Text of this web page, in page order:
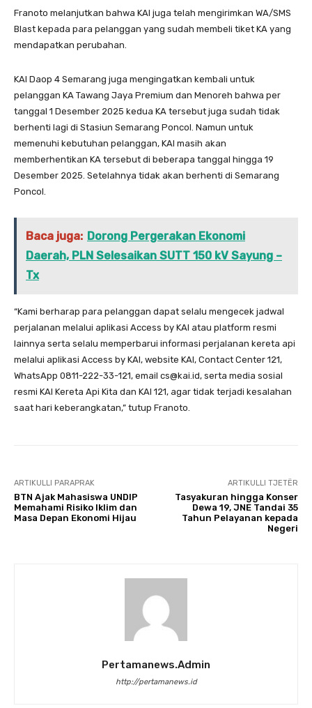
Franoto melanjutkan bahwa KAI juga telah mengirimkan WA/SMS
Blast kepada para pelanggan yang sudah membeli tiket KA yang
mendapatkan perubahan.
KAI Daop 4 Semarang juga mengingatkan kembali untuk
pelanggan KA Tawang Jaya Premium dan Menoreh bahwa per
tanggal 1 Desember 2025 kedua KA tersebut juga sudah tidak
berhenti lagi di Stasiun Semarang Poncol. Namun untuk
memenuhi kebutuhan pelanggan, KAI masih akan
memberhentikan KA tersebut di beberapa tanggal hingga 19
Desember 2025. Setelahnya tidak akan berhenti di Semarang
Poncol.
Baca juga: Dorong Pergerakan Ekonomi
Daerah, PLN Selesaikan SUTT 150 kV Sayung –
Tx
“Kami berharap para pelanggan dapat selalu mengecek jadwal
perjalanan melalui aplikasi Access by KAI atau platform resmi
lainnya serta selalu memperbarui informasi perjalanan kereta api
melalui aplikasi Access by KAI, website KAI, Contact Center 121,
WhatsApp 0811-222-33-121, email cs@kai.id, serta media sosial
resmi KAI Kereta Api Kita dan KAI 121, agar tidak terjadi kesalahan
saat hari keberangkatan,” tutup Franoto.
ARTIKULLI PARAPRAK
BTN Ajak Mahasiswa UNDIP
Memahami Risiko Iklim dan
Masa Depan Ekonomi Hijau
ARTIKULLI TJETËR
Tasyakuran hingga Konser
Dewa 19, JNE Tandai 35
Tahun Pelayanan kepada
Negeri
Pertamanews.admin
http://pertamanews.id